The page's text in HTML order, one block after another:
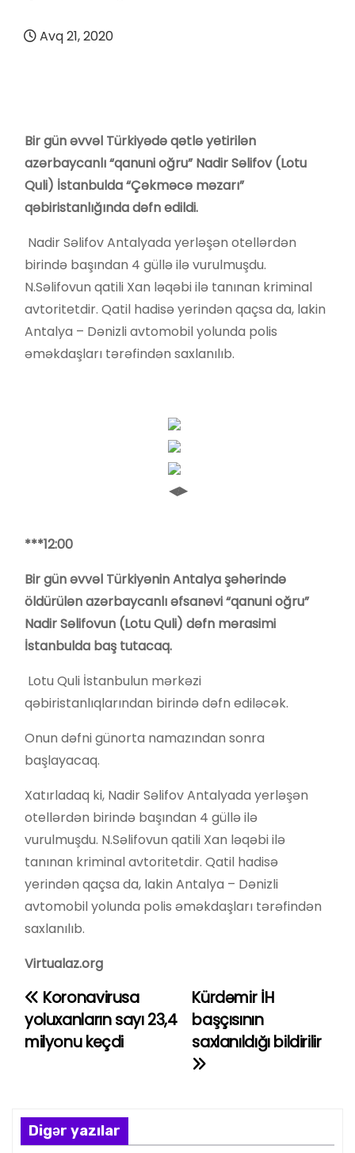
Avq 21, 2020
Bir gün əvvəl Türkiyədə qətlə yetirilən
azərbaycanlı “qanuni oğru” Nadir Səlifov (Lotu
Quli) İstanbulda “Çəkməcə məzarı”
qəbiristanlığında dəfn edildi.
Nadir Səlifov Antalyada yerləşən otellərdən
birində başından 4 güllə ilə vurulmuşdu.
N.Səlifovun qatili Xan ləqəbi ilə tanınan kriminal
avtoritetdir. Qatil hadisə yerindən qaçsa da, lakin
Antalya – Dənizli avtomobil yolunda polis
əməkdaşları tərəfindən saxlanılıb.
◀▶
***12:00
Bir gün əvvəl Türkiyənin Antalya şəhərində
öldürülən azərbaycanlı əfsanəvi “qanuni oğru”
Nadir Səlifovun (Lotu Quli) dəfn mərasimi
İstanbulda baş tutacaq.
Lotu Quli İstanbulun mərkəzi
qəbiristanlıqlarından birində dəfn ediləcək.
Onun dəfni günorta namazından sonra
başlayacaq.
Xatırladaq ki, Nadir Səlifov Antalyada yerləşən
otellərdən birində başından 4 güllə ilə
vurulmuşdu. N.Səlifovun qatili Xan ləqəbi ilə
tanınan kriminal avtoritetdir. Qatil hadisə
yerindən qaçsa da, lakin Antalya – Dənizli
avtomobil yolunda polis əməkdaşları tərəfindən
saxlanılıb.
Virtualaz.org
Y
a
n
Kürdəmir İH
başçısının
saxlanıldığı bildirilir
Koronavirusa
yoluxanların sayı 23,4
milyonu keçdi
Digər yazılar